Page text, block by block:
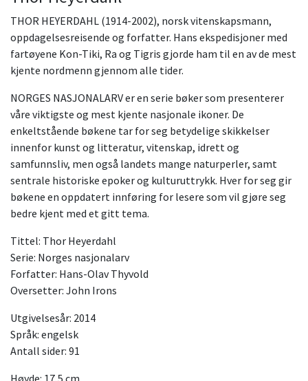
THOR HEYERDAHL (1914-2002), norsk vitenskapsmann,
oppdagelsesreisende og forfatter. Hans ekspedisjoner med
fartøyene Kon-Tiki, Ra og Tigris gjorde ham til en av de mest
kjente nordmenn gjennom alle tider.
NORGES NASJONALARV er en serie bøker som presenterer
våre viktigste og mest kjente nasjonale ikoner. De
enkeltstående bøkene tar for seg betydelige skikkelser
innenfor kunst og litteratur, vitenskap, idrett og
samfunnsliv, men også landets mange naturperler, samt
sentrale historiske epoker og kulturuttrykk. Hver for seg gir
bøkene en oppdatert innføring for lesere som vil gjøre seg
bedre kjent med et gitt tema.
Tittel: Thor Heyerdahl
Serie: Norges nasjonalarv
Forfatter: Hans-Olav Thyvold
Oversetter: John Irons
Utgivelsesår: 2014
Språk: engelsk
Antall sider: 91
Høyde: 17,5 cm